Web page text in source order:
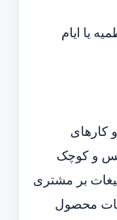
یا ایام
کارهای
و کوچک
بر مشتری
محصول